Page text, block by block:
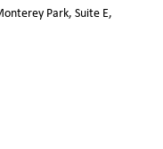
Park, Suite E,